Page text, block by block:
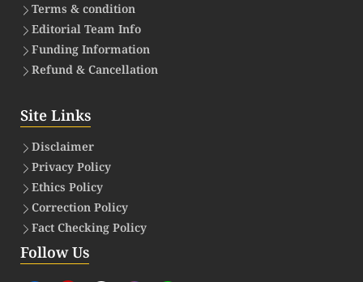
Terms & condition
Editorial Team Info
Funding Information
Refund & Cancellation
Site Links
Disclaimer
Privacy Policy
Ethics Policy
Correction Policy
Fact Checking Policy
Follow Us